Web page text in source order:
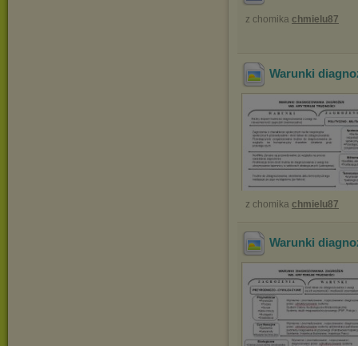
z chomika chmielu87
Warunki
z chomika chmielu87
Warunki